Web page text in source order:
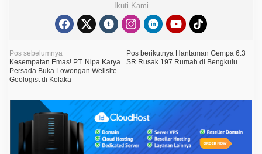
Ikuti Kami
N
a
v
i
Pos sebelumnya
Kesempatan Emas! PT. Nipa Karya
Persada Buka Lowongan Wellsite
Geologist di Kolaka
Pos berikutnyaHantaman Gempa 6.3
SR Rusak 197 Rumah di Bengkulu